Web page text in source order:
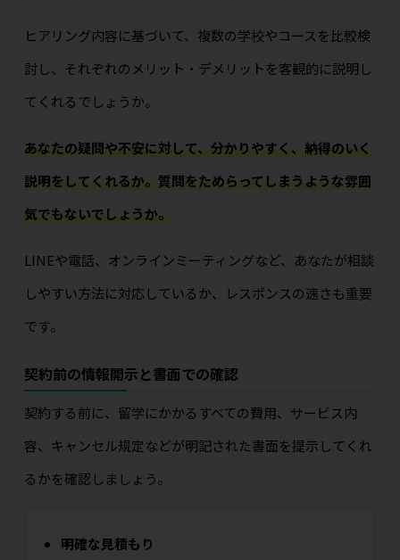
ヒアリング内容に基づいて、複数の学校やコースを比較検
討し、それぞれのメリット・デメリットを客観的に説明し
てくれるでしょうか。
あなたの疑問や不安に対して、分かりやすく、納得のいく
説明をしてくれるか。質問をためらってしまうような雰囲
気でもないでしょうか。
LINEや電話、オンラインミーティングなど、あなたが相談
しやすい方法に対応しているか、レスポンスの速さも重要
です。
契約前の情報開示と書面での確認
契約する前に、留学にかかるすべての費用、サービス内
容、キャンセル規定などが明記された書面を提示してくれ
るかを確認しましょう。
明確な見積もり